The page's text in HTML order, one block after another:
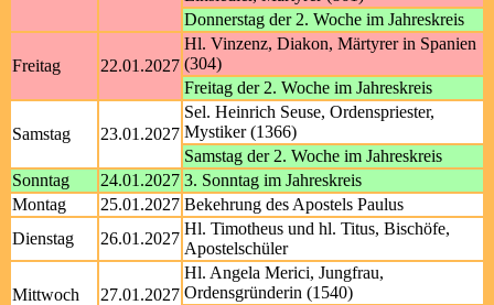
Donnerstag der 2. Woche im Jahreskreis
Freitag 22.01.2027
Hl. Vinzenz, Diakon, Märtyrer in Spanien
(304)
Freitag der 2. Woche im Jahreskreis
Samstag 23.01.2027
Sel. Heinrich Seuse, Ordenspriester,
Mystiker (1366)
Samstag der 2. Woche im Jahreskreis
Sonntag
24.01.2027 3. Sonntag im Jahreskreis
Montag
25.01.2027 Bekehrung des Apostels Paulus
Dienstag
26.01.2027
Hl. Timotheus und hl. Titus, Bischöfe,
Apostelschüler
Mittwoch 27.01.2027
Hl. Angela Merici, Jungfrau,
Ordensgründerin (1540)